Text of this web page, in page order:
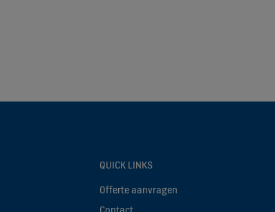
QUICK LINKS
Offerte aanvragen